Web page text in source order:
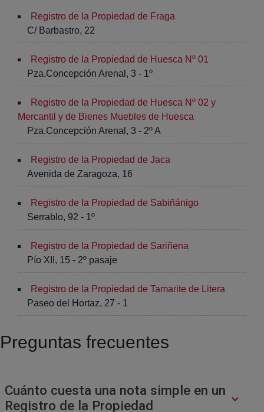
Registro de la Propiedad de Fraga
C/ Barbastro, 22
Registro de la Propiedad de Huesca Nº 01
Pza.Concepción Arenal, 3 - 1º
Registro de la Propiedad de Huesca Nº 02 y
Mercantil y de Bienes Muebles de Huesca
Pza.Concepción Arenal, 3 - 2º A
Registro de la Propiedad de Jaca
Avenida de Zaragoza, 16
Registro de la Propiedad de Sabiñánigo
Serrablo, 92 - 1º
Registro de la Propiedad de Sariñena
Pío XII, 15 - 2º pasaje
Registro de la Propiedad de Tamarite de Litera
Paseo del Hortaz, 27 - 1
Preguntas frecuentes
Cuánto cuesta una nota simple en un
Registro de la Propiedad